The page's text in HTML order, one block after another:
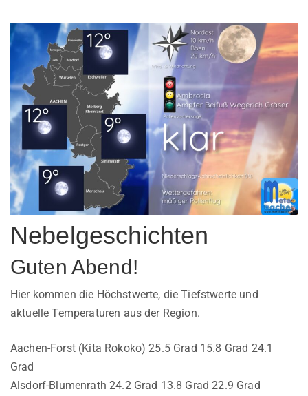
Nebelgeschichten
Guten Abend!
Hier kommen die Höchstwerte, die Tiefstwerte und
aktuelle Temperaturen aus der Region.
Aachen-Forst (Kita Rokoko) 25.5 Grad 15.8 Grad 24.1
Grad
Alsdorf-Blumenrath 24.2 Grad 13.8 Grad 22.9 Grad